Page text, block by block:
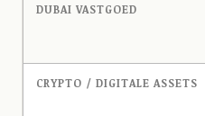
DUBAI VASTGOED
CRYPTO / DIGITALE ASSETS